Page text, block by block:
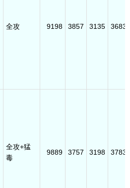
全攻 9198 3857 3135 3683
全攻+猛
毒
9889 3757 3198 3783